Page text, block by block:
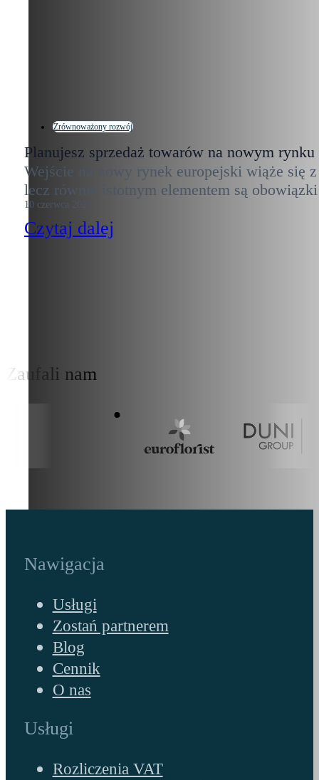
Zrównoważony rozwój
Planujesz sprzedaż towarów na nowym
Wejście na nowy rynek europejski wiąże
lecz równie istotnym elementem są
10 czerwca 2026
Czytaj dalej
Zaufali nam
Nawigacja
Usługi
Zostań partnerem
Blog
Cennik
O nas
Usługi
Rozliczenia VAT